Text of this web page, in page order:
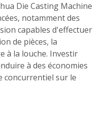
Die Casting Machine
notamment des
capables d'effectuer
de pièces, la
à la louche. Investir
à des économies
concurrentiel sur le